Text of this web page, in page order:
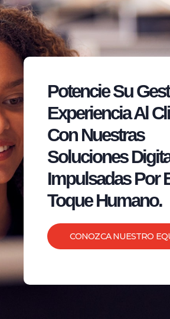
Potencie Su
Experiencia Al
Con Nuestras
Soluciones
Impulsadas Por
Toque Humano.
CONOZCA NUESTRO